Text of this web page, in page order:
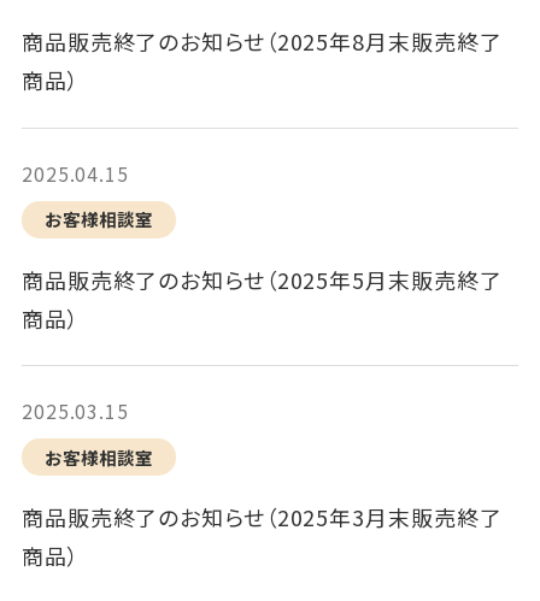
商品販売終了のお知らせ（2025年8月末販売終了
商品）
2025.04.15
お客様相談室
商品販売終了のお知らせ（2025年5月末販売終了
商品）
2025.03.15
お客様相談室
商品販売終了のお知らせ（2025年3月末販売終了
商品）